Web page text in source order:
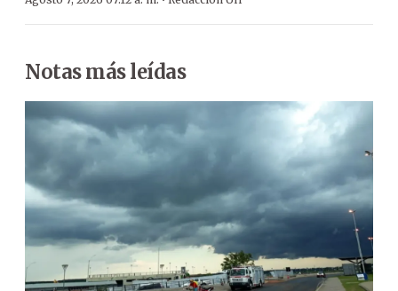
Notas más leídas